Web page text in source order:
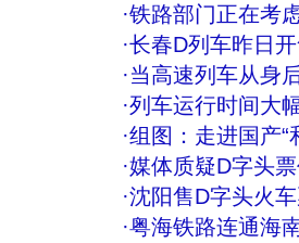
·铁路部门正在考
·长春D列车昨日
·当高速列车从身
·列车运行时间大
·组图：走进国产“
·媒体质疑D字头
·沈阳售D字头火
·粤海铁路连通海